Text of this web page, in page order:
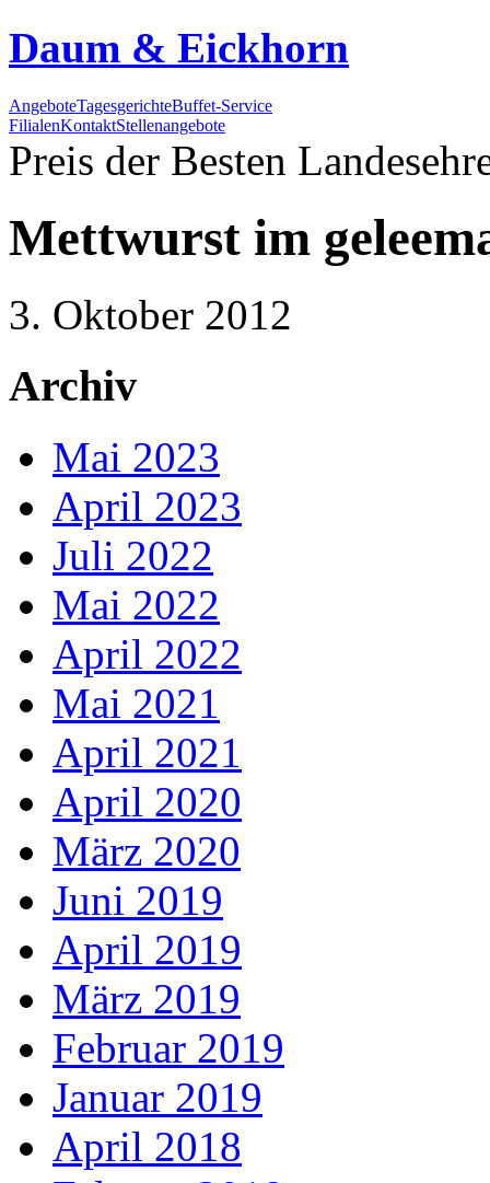
Daum & Eickhorn
AngeboteTagesgerichteBuffet-Service
FilialenKontaktStellenangebote
Preis der Besten
Mettwurst im
3. Oktober 2012
Archiv
Mai 2023
April 2023
Juli 2022
Mai 2022
April 2022
Mai 2021
April 2021
April 2020
März 2020
Juni 2019
April 2019
März 2019
Februar 2019
Januar 2019
April 2018